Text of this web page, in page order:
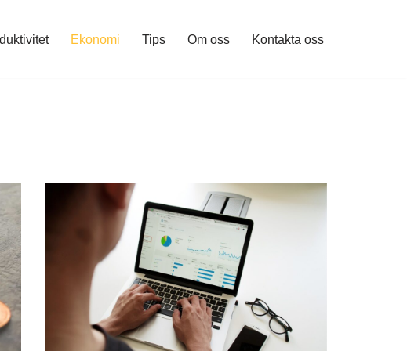
Ekonomi Tips Om oss Kontakta oss